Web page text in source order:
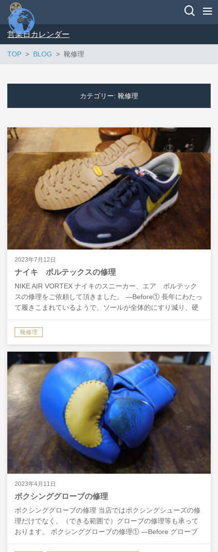
営業日カレンダー
TOP BLOG 靴修理
カテゴリー: 靴修理
2023年7月12日
ナイキ ボルテックスの修理
NIKE AIR VORTEX ナイキのスニーカー、エア ボルテック
スの修理をご依頼して頂きました。 ―Before① 長年にわたっ
て履きこまれているようで、ソールが全体的にすり減り、硬
靴修理
2023年4月11日
ボクシンググローブの修理
ボクシンググローブの修理 当店ではボクシングシューズの修
理だけでなく、（できる範囲で）グローブの修理等も承って
おります。 ボクシンググローブの修理① ―Before グローブ